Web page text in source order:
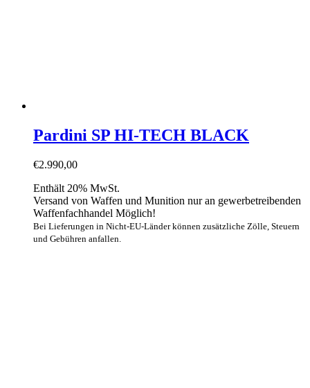
Pardini SP HI-TECH BLACK
€2.990,00
Enthält 20% MwSt.
Versand von Waffen und Munition nur an gewerbetreibenden
Waffenfachhandel Möglich!
Bei Lieferungen in Nicht-EU-Länder können zusätzliche Zölle, Steuern
und Gebühren anfallen.